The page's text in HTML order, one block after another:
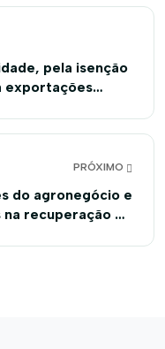
pela isenção
exportações
PRÓXIMO
do agronegócio e
recuperação de